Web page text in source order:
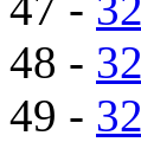
48 -
49 -